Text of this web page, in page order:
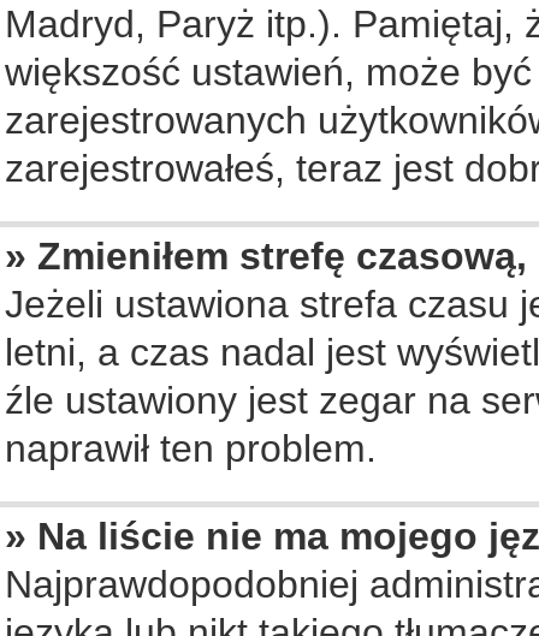
Madryd, Paryż itp.). Pamiętaj,
większość ustawień, może
zarejestrowanych
zarejestrowałeś, teraz jest
» Zmieniłem strefę
Jeżeli ustawiona strefa czasu
letni, a czas nadal jest
źle ustawiony jest zegar na
naprawił ten problem.
» Na liście nie ma mojego
Najprawdopodobniej